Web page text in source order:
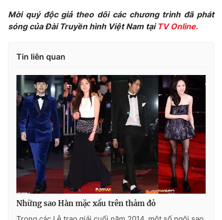
Photo Infographic
VTV Sức khoẻ Bất động sản
Thị trường 24h Tấm lòng Việt
VTV4 Vươn mình bằng AI
VTV9 VTV8
Liên hệ tòa soạn English
Mời quý độc giả theo dõi các chương trình đã phát
sóng của Đài Truyền hình Việt Nam tạiTV Online.
Tin liên quan
Những sao Hàn mặc xấu trên thảm đỏ